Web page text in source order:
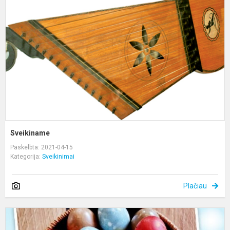
Sveikiname
Paskelbta: 2021-04-15
Kategorija: Sveikinimai
Plačiau